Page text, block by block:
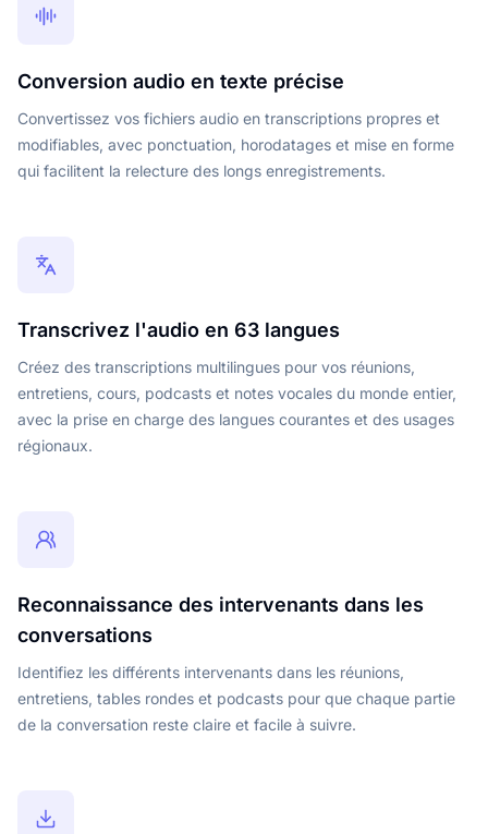
Conversion audio en texte précise
Convertissez vos fichiers audio en transcriptions propres et
modifiables, avec ponctuation, horodatages et mise en forme
qui facilitent la relecture des longs enregistrements.
Transcrivez l'audio en 63 langues
Créez des transcriptions multilingues pour vos réunions,
entretiens, cours, podcasts et notes vocales du monde entier,
avec la prise en charge des langues courantes et des usages
régionaux.
Reconnaissance des intervenants dans les
conversations
Identifiez les différents intervenants dans les réunions,
entretiens, tables rondes et podcasts pour que chaque partie
de la conversation reste claire et facile à suivre.